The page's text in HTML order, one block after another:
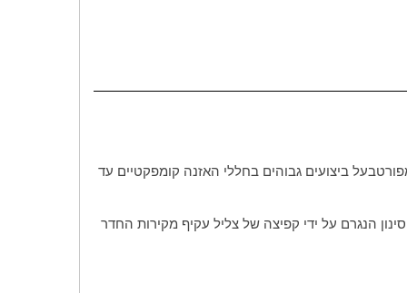
בעל ביצועים גבוהים בחללי האזנה קומפקטיים עד
הנגרם על ידי קפיצה של צליל עקיף מקירות החדר